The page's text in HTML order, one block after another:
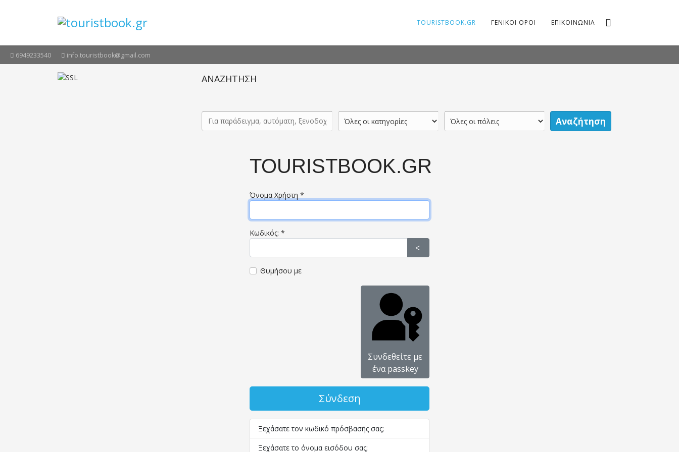
TOURISTBOOK.GR ΓΕΝΙΚΟΙ ΟΡΟΙ ΕΠΙΚΟΙΝΩΝΙΑ
6949233540 info.touristbook@gmail.com
ΑΝΑΖΗΤΗΣΗ
Αναζήτηση
TOURISTBOOK.GR
Όνομα Χρήστη *
Κωδικός: *
Εμφάνιση κωδικού
Θυμήσου με
Συνδεθείτε με
ένα passkey
Σύνδεση
Ξεχάσατε τον κωδικό πρόσβασής σας;
Ξεχάσατε το όνομα εισόδου σας;